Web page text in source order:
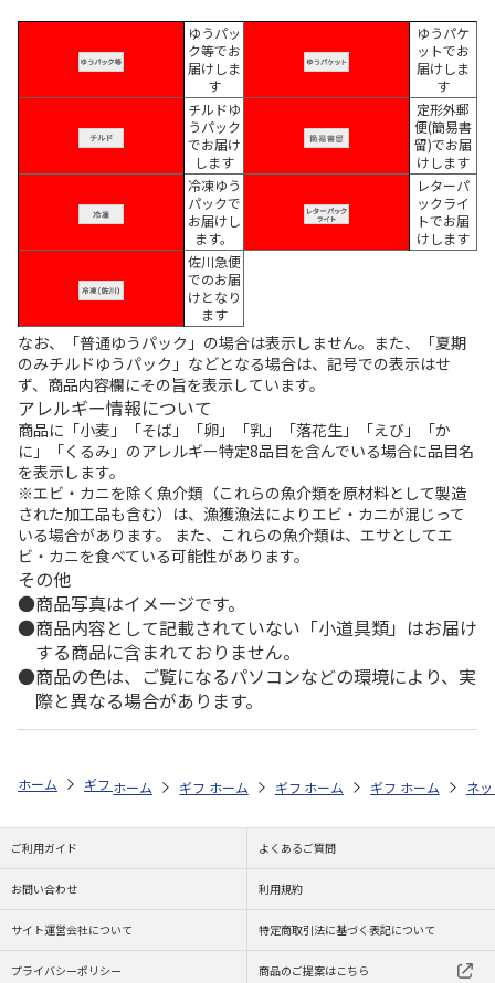
ゆうパッ
ク等でお
届けしま
す
ゆうパケ
ットでお
届けしま
す
チルドゆ
うパック
でお届け
します
定形外郵
便(簡易書
留)でお届
けします
冷凍ゆう
パックで
お届けし
ます。
レターパ
ックライ
トでお届
けします
佐川急便
でのお届
けとなり
ます
なお、「普通ゆうパック」の場合は表示しません。また、「夏期
のみチルドゆうパック」などとなる場合は、記号での表示はせ
ず、商品内容欄にその旨を表示しています。
アレルギー情報について
商品に「小麦」「そば」「卵」「乳」「落花生」「えび」「か
に」「くるみ」のアレルギー特定8品目を含んでいる場合に品目名
を表示します。
※エビ・カニを除く魚介類（これらの魚介類を原材料として製造
された加工品も含む）は、漁獲漁法によりエビ・カニが混じって
いる場合があります。 また、これらの魚介類は、エサとしてエ
ビ・カニを食べている可能性があります。
その他
商品写真はイメージです。
商品内容として記載されていない「小道具類」はお届け
する商品に含まれておりません。
商品の色は、ご覧になるパソコンなどの環境により、実
際と異なる場合があります。
ホーム ギフトストア お中元・夏ギフト特集 2026 ハム・お肉 ＜
ホーム ギフトストア お中元・夏ギフト特集 2026
ホーム ギフトストア お中元・夏ギフト
ホーム ギフトストア お
ホーム ネ
ご利用ガイド よくあるご質問
お問い合わせ 利用規約
サイト運営会社について 特定商取引法に基づく表記について
プライバシーポリシー 商品のご提案はこちら